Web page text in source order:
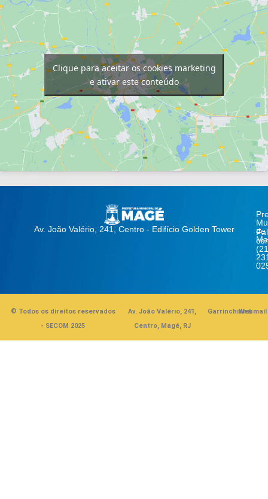
Clique para aceitar os cookies marketing
e ativar este conteúdo
Av. João Valério, 241, Centro - Edifício Golden Tower
de
© Todos os direitos reservados
- SECOM 2025
Av. João Valério, 241,
Centro, Magé, RJ
GarrinchinhaWebmail